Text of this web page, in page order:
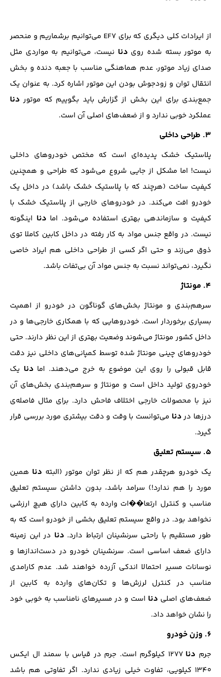
از ایرادات کلی دیگری که برای EF7 می‌توانیم برشماریم و منحصر
به موتور بسته شده رویدنا نیست، می‌توانیم به مواردی مثل
صدای زیاد موتور، عدم هماهنگی مناسب با جعبه‌ دنده و بخش
انتقال توان و زودجوش بودن این موتور اشاره کرد. به عنوان یک
جمع‌بندی برای این بخش از گزارش باید بگوییم که موتور دنا
عملکرد خوبی ندارد و از ضعف‌های اصلی آن است.
۳. طراحی داخلی
پلاستیک خشک پدیده‌ای است که مختص خودروهای داخلی
نیست! اما مشکل از جایی شروع می‌شود که طراحی و همچنین
کیفیت ساخت (هرچند که با پلاستیک خشک باشد) در داخل یک
خودرو افت می‌کند. در خودروهای خارجی از پلاستیک خشک با
کیفیت و سازماندهی بهتری استفاده می‌شود. امادنا اینگونه
نیست. در واقع جنس مواد به کار رفته در داخل کابین کاملا توی
ذوق می‌زند و حتی اگر کسی از طراحی داخلی هم ایراد خاصی
نگیرد، نمی‌تواند نسبت به جنس مواد آن بی‌تفات باشد.
۴. مونتاژ
سرهم‌بندی و مونتاژ بخش‌های گوناگون در خودرو از اهمیت
بسیاری برخوردار است. خودروهایی که با همکاری خارجی‌ها و در
داخل کشور مونتاژ می‌شوند وضعیت بهتری از این نظر دارند. حتی
خودروهای چینی مونتاژ شده توسط کمپانی‌های داخلی نیز دقت
قابل قبولی را روی این موضوع به خرج می‌دهند. امادنا یک
خودروی تولید داخل است و مونتاژ و سرهم‌بندی بخش‌های آن
نیز با محصولات خارجی اختلاف فاحش دارد. برای مثال فاصله‌ی
درزها دردنا می‌توانست با وقت و دقت بیشتری مورد بررسی قرار
گیرد.
۵. سیستم تعلیق
یک خودرو هرچقدر هم که از نظر توان موتور (البته دنا همین
مورد را هم ندارد!) سرامد باشد، بدون داشتن سیستم تعلیق
مناسب و کنترل ارتعا��ات وارده به کابین دارای هیچ ارزشی
نخواهد بود. در واقع سیستم تعلیق بخشی از خودرو است که به
طور مستقیم با راحتی سرنشینان ارتباط دارد.دنا در این زمینه
دارای ضعف اساسی است. سرنشینان خودرو در دست‌اندازها و
نوسانات مسیر احتمالا اندکی آزرده خواهند شد. عدم کارامدی
مناسب در کنترل لرزش‌ها و تکان‌های وارده به کابین از
ضعف‌های اصلی دنا است و در مسیرهای نامناسب به خوبی خود
را نشان خواهد داد.
۶. وزن خودرو
جرم دنا
۱۲۷۷ کیلوگرم است. جرم در قیاس با سمند ال ایکس
۱۳۴۰ کیلویی، تفاوت خیلی زیادی ندارد. اگر تفاوتی هم باشد